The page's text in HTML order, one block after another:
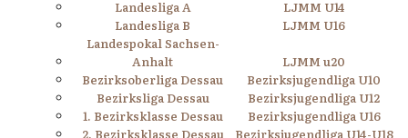
Landesliga A
LJMM U14
Landesliga B
LJMM U16
Landespokal Sachsen-
Anhalt
LJMM u20
Bezirksoberliga Dessau
Bezirksjugendliga U10
Bezirksliga Dessau
Bezirksjugendliga U12
1. Bezirksklasse Dessau
Bezirksjugendliga U16
2. Bezirksklasse Dessau
Bezirksjugendliga U14-U18